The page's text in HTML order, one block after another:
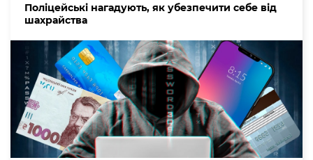
Поліцейські нагадують, як убезпечити себе від
шахрайства